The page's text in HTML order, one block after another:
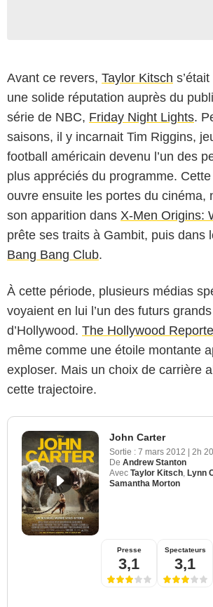
Avant ce revers, Taylor Kitsch
une solide réputation auprès du
série de NBC, Friday Night Lights.
saisons, il y incarnait Tim Riggins,
football américain devenu l’un des
plus appréciés du programme.
ouvre ensuite les portes du cinéma,
son apparition dans X-Men Origins:
prête ses traits à Gambit, puis dans
Bang Bang Club.
À cette période, plusieurs médias
voyaient en lui l’un des futurs
d’Hollywood. The Hollywood
même comme une étoile montante
exploser. Mais un choix de carrière
cette trajectoire.
John Carter
Sortie : 7 mars 2012 | 2h
De Andrew Stanton
Avec Taylor Kitsch Lynn
Samantha Morton
Presse
3,1
Spectateurs
3,1